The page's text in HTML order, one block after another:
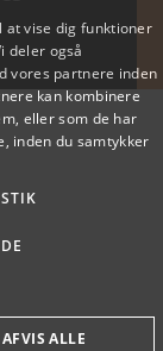
ENGLISH
at vise dig funktioner
deler også
vores partnere inden
kan kombinere
eller som de har
inden du samtykker
AFVIS ALLE